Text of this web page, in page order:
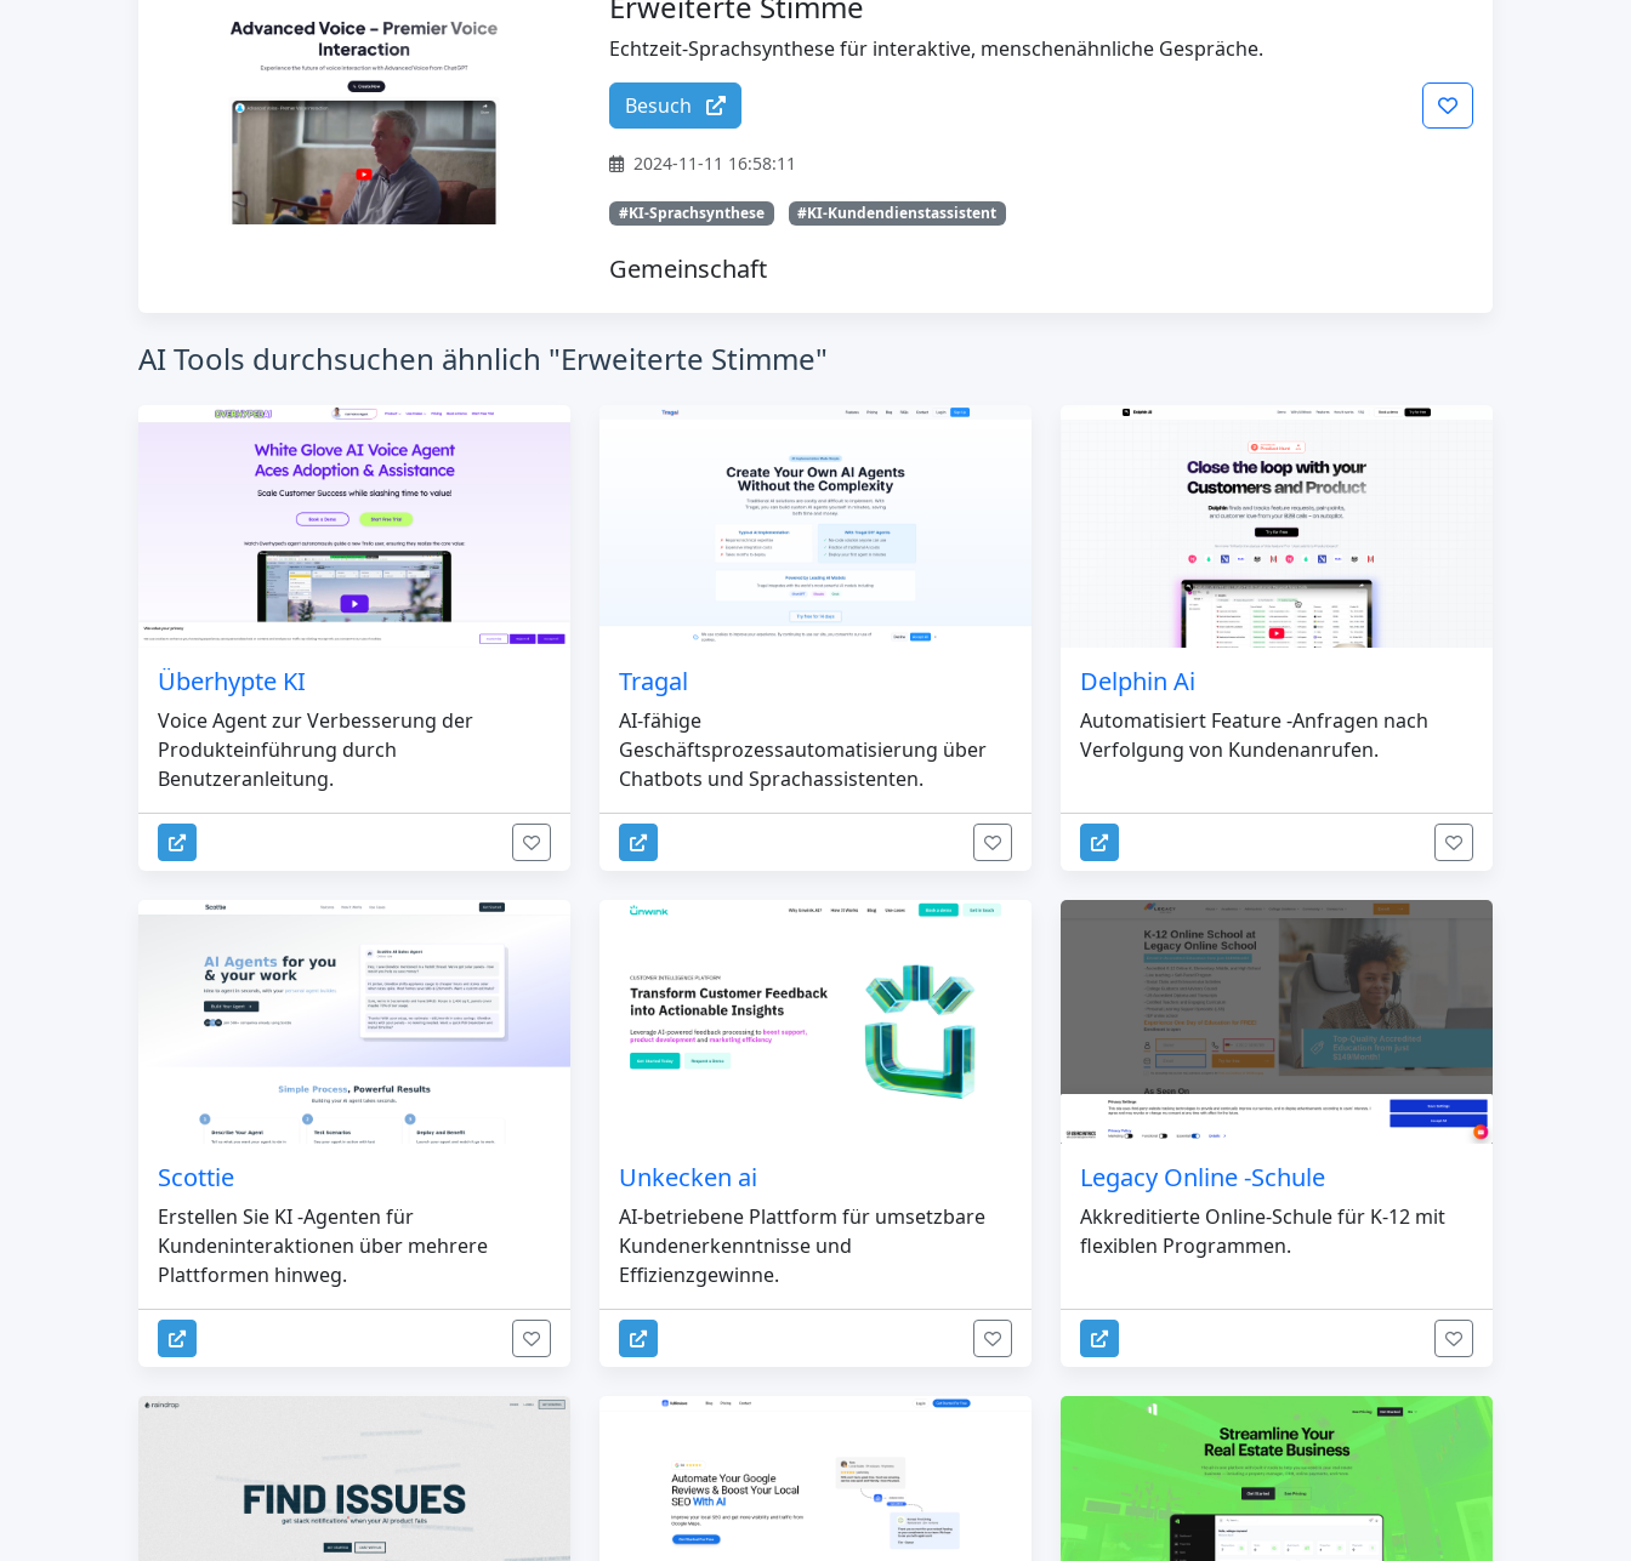
Echtzeit-Sprachsynthese für interaktive, menschenähnliche Gespräche.
Besuch
2024-11-11 16:58:11
#KI-Sprachsynthese #KI-Kundendienstassistent
Gemeinschaft
AI Tools durchsuchen ähnlich "Erweiterte Stimme"
Überhypte KI
Voice Agent zur Verbesserung der
Produkteinführung durch
Benutzeranleitung.
Tragal
AI-fähige
Geschäftsprozessautomatisierung über
Chatbots und Sprachassistenten.
Delphin Ai
Automatisiert Feature -Anfragen nach
Verfolgung von Kundenanrufen.
Scottie
Erstellen Sie KI -Agenten für
Kundeninteraktionen über mehrere
Plattformen hinweg.
Unkecken ai
AI-betriebene Plattform für umsetzbare
Kundenerkenntnisse und
Effizienzgewinne.
Legacy Online -Schule
Akkreditierte Online-Schule für K-12 mit
flexiblen Programmen.